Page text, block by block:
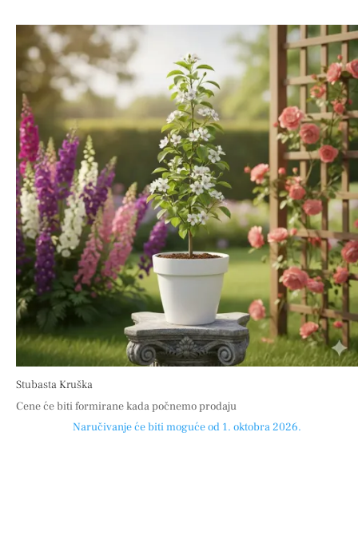
Stubasta Kruška
Cene će biti formirane kada počnemo prodaju
Naručivanje će biti moguće od 1. oktobra 2026.